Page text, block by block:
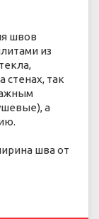
швов
из
стенах, так
а
шва от